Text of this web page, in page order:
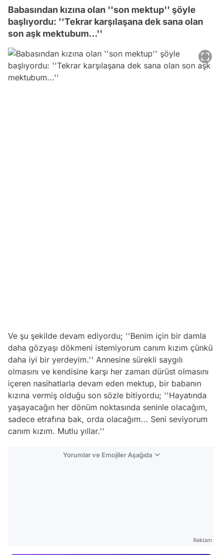
Babasından kızına olan ''son mektup'' şöyle
başlıyordu: ''Tekrar karşılaşana dek sana olan
son aşk mektubum...''
Ve şu şekilde devam ediyordu; ''Benim için bir damla
daha gözyaşı dökmeni istemiyorum canım kızım çünkü
daha iyi bir yerdeyim.'' Annesine sürekli saygılı
olmasını ve kendisine karşı her zaman dürüst olmasını
içeren nasihatlarla devam eden mektup, bir babanın
kızına vermiş olduğu son sözle bitiyordu; ''Hayatında
yaşayacağın her dönüm noktasında seninle olacağım,
sadece etrafına bak, orda olacağım... Seni seviyorum
canım kızım. Mutlu yıllar.''
Yorumlar ve Emojiler Aşağıda
Reklam